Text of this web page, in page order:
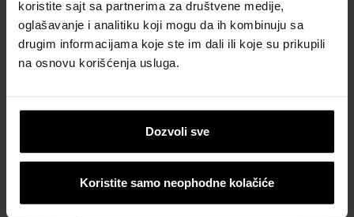
koristite sajt sa partnerima za društvene medije,
oglašavanje i analitiku koji mogu da ih kombinuju sa
drugim informacijama koje ste im dali ili koje su prikupili
na osnovu korišćenja usluga.
Dozvoli sve
Koristite samo neophodne kolačiće
materijala
za krov
Naručite
Naručite
besplatan
uzorak